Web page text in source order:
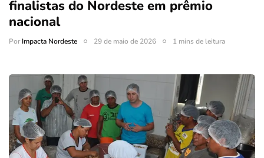
finalistas do Nordeste em prêmio
nacional
PorImpacta Nordeste 29 de maio de 2026 1 mins de leitura